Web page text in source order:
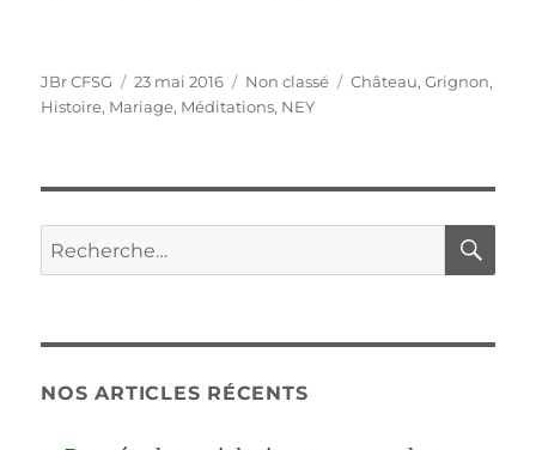
Auteur
JBr CFSG
Publié
le
23 mai 2016 Catégories
Non classé Étiquettes
Château,Grignon,
Histoire, Mariage, Méditations, NEY
Recherche
pour :
NOS ARTICLES RÉCENTS